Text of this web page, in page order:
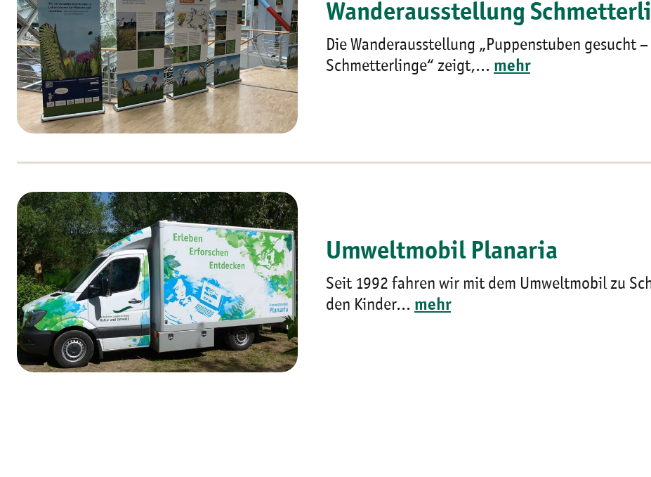
Wanderausstellung
Die Wanderausstellung „Puppenstuben gesucht
Schmetterlinge“ zeigt,... mehr
Umweltmobil Planaria
Seit 1992 fahren wir mit dem Umweltmobil zu
den Kinder... mehr